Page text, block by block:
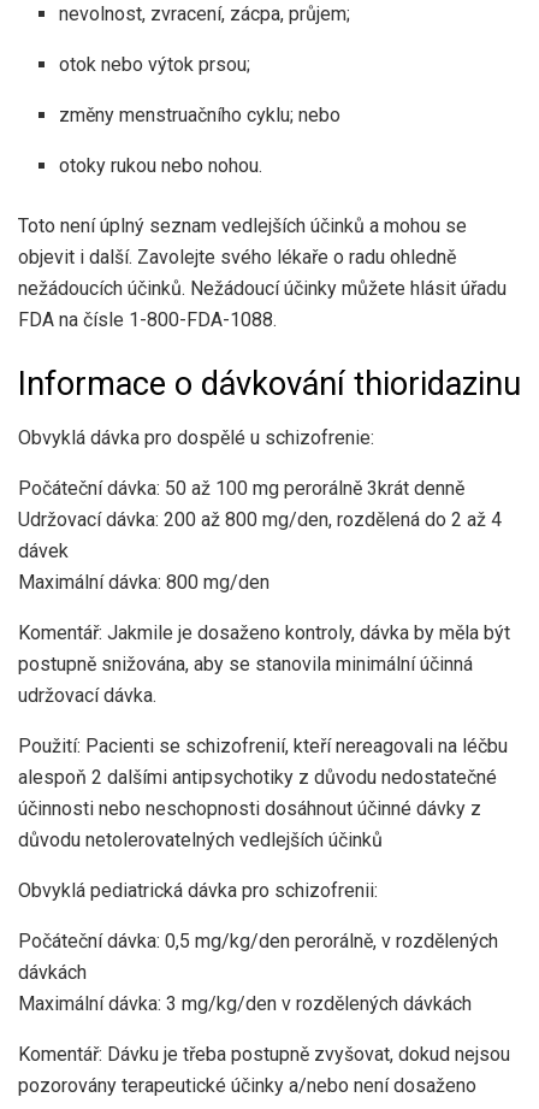
nevolnost, zvracení, zácpa, průjem;
otok nebo výtok prsou;
změny menstruačního cyklu; nebo
otoky rukou nebo nohou.
Toto není úplný seznam vedlejších účinků a mohou se
objevit i další. Zavolejte svého lékaře o radu ohledně
nežádoucích účinků. Nežádoucí účinky můžete hlásit úřadu
FDA na čísle 1-800-FDA-1088.
Informace o dávkování thioridazinu
Obvyklá dávka pro dospělé u schizofrenie:
Počáteční dávka: 50 až 100 mg perorálně 3krát denně
Udržovací dávka: 200 až 800 mg/den, rozdělená do 2 až 4
dávek
Maximální dávka: 800 mg/den
Komentář: Jakmile je dosaženo kontroly, dávka by měla být
postupně snižována, aby se stanovila minimální účinná
udržovací dávka.
Použití: Pacienti se schizofrenií, kteří nereagovali na léčbu
alespoň 2 dalšími antipsychotiky z důvodu nedostatečné
účinnosti nebo neschopnosti dosáhnout účinné dávky z
důvodu netolerovatelných vedlejších účinků
Obvyklá pediatrická dávka pro schizofrenii:
Počáteční dávka: 0,5 mg/kg/den perorálně, v rozdělených
dávkách
Maximální dávka: 3 mg/kg/den v rozdělených dávkách
Komentář: Dávku je třeba postupně zvyšovat, dokud nejsou
pozorovány terapeutické účinky a/nebo není dosaženo